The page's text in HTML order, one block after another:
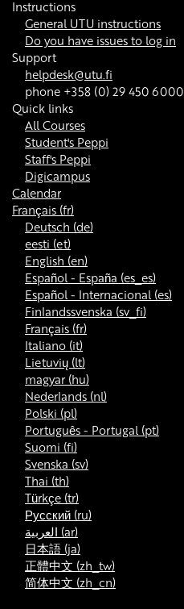
Instructions
General UTU instructions
Do you have issues to log in
Support
helpdesk@utu.fi
phone +358 (0) 29 450 6000
Quick links
All Courses
Student's Peppi
Staff's Peppi
Digicampus
Calendar
Français ‎(fr)‎
Deutsch ‎(de)‎
eesti ‎(et)‎
English ‎(en)‎
Español - España ‎(es_es)‎
Español - Internacional ‎(es)‎
Finlandssvenska ‎(sv_fi)‎
Français ‎(fr)‎
Italiano ‎(it)‎
Lietuvių ‎(lt)‎
magyar ‎(hu)‎
Nederlands ‎(nl)‎
Polski ‎(pl)‎
Português - Portugal ‎(pt)‎
Suomi ‎(fi)‎
Svenska ‎(sv)‎
Thai ‎(th)‎
Türkçe ‎(tr)‎
Русский ‎(ru)‎
العربية ‎(ar)‎
日本語 ‎(ja)‎
正體中文 ‎(zh_tw)‎
简体中文 ‎(zh_cn)‎